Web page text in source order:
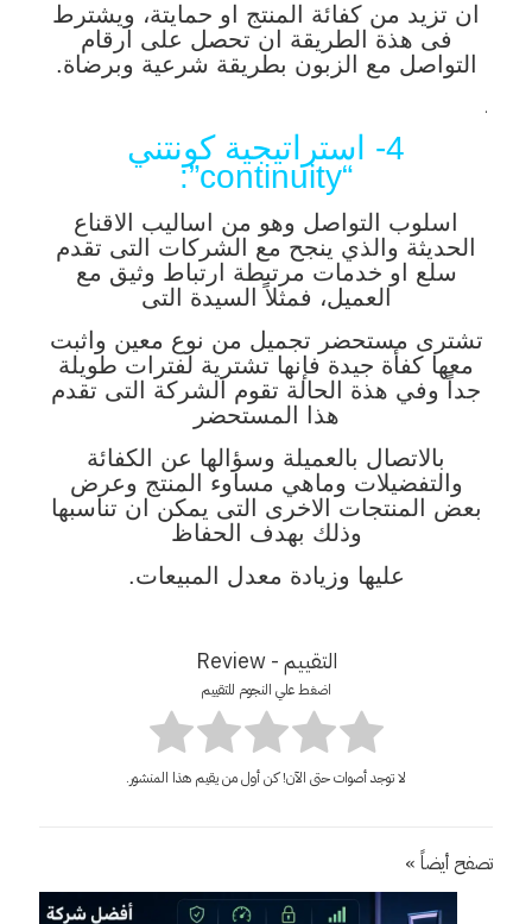
ان تزيد من كفائة المنتج او حمايتة، ويشترط
فى هذة الطريقة ان تحصل على ارقام
التواصل مع الزبون بطريقة شرعية وبرضاة.
.
4- استراتيجية كونتني
“continuity”:
اسلوب التواصل وهو من اساليب الاقناع
الحديثة والذي ينجح مع الشركات التى تقدم
سلع او خدمات مرتبطة ارتباط وثيق مع
العميل، فمثلاً السيدة التى
تشترى مستحضر تجميل من نوع معين واثبت
معها كفأة جيدة فإنها تشترية لفترات طويلة
جداً وفي هذة الحالة تقوم الشركة التى تقدم
هذا المستحضر
بالاتصال بالعميلة وسؤالها عن الكفائة
والتفضيلات وماهي مساوء المنتج وعرض
بعض المنتجات الاخرى التى يمكن ان تناسبها
وذلك بهدف الحفاظ
عليها وزيادة معدل المبيعات.
التقييم - Review
اضغط علي النجوم للتقييم
لا توجد أصوات حتى الآن! كن أول من يقيم هذا المنشور.
تصفح أيضاً »